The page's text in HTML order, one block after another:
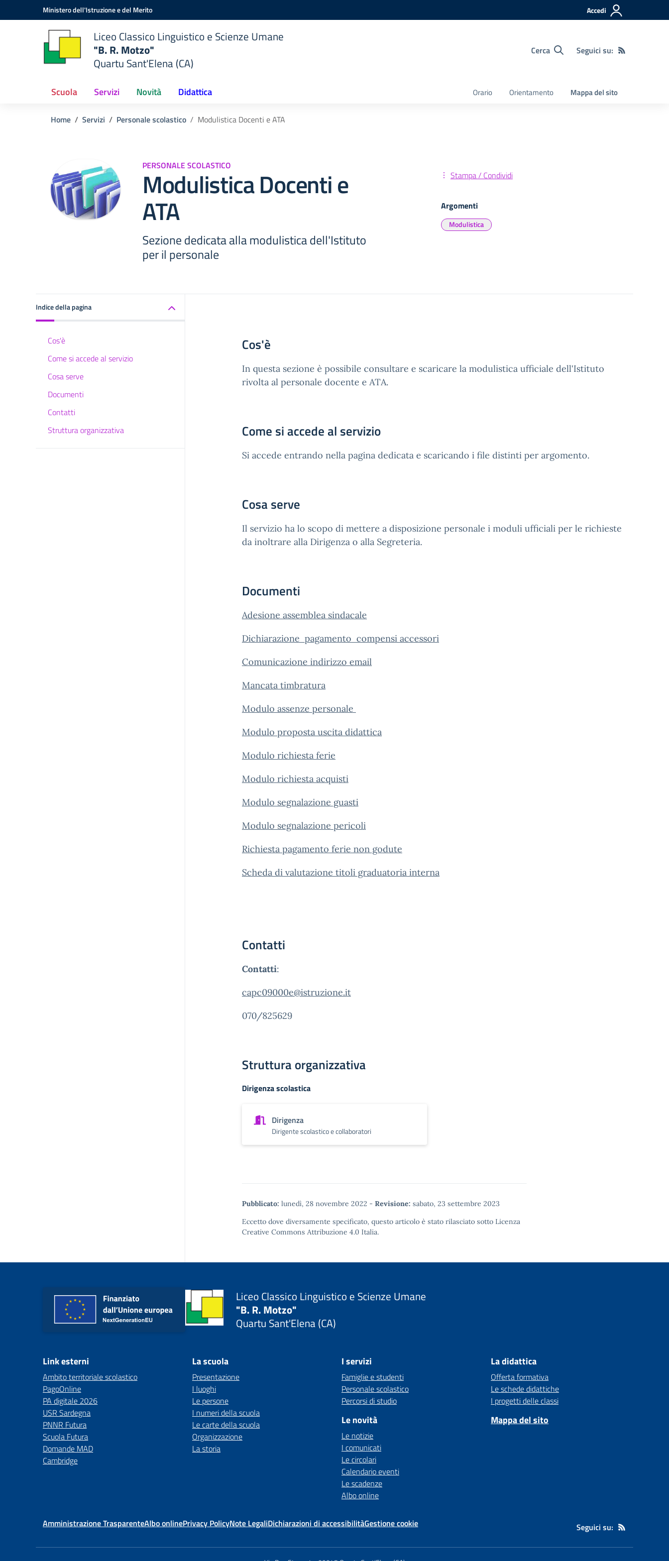
Vai ai contenuti
Vai al menu di navigazioneMinistero dell'Istruzione e del Merito Accedi
Liceo Classico Linguistico e Scienze Umane
"B. R. Motzo"
Quartu Sant'Elena (CA)
Cerca Seguici su:
Scuola Servizi Novità Didattica Orario Orientamento Mappa del sito
Home Servizi Personale scolastico Modulistica Docenti e ATA
PERSONALE SCOLASTICO
Modulistica Docenti e
ATA
Sezione dedicata alla modulistica dell'Istituto
per il personale
Stampa / Condividi
Argomenti
Modulistica
Indice della pagina
Cos'è
Come si accede al servizio
Cosa serve
Documenti
Contatti
Struttura organizzativa
Cos'è
In questa sezione è possibile consultare e scaricare la modulistica ufficiale dell'Istituto
rivolta al personale docente e ATA.
Come si accede al servizio
Si accede entrando nella pagina dedicata e scaricando i file distinti per argomento.
Cosa serve
Il servizio ha lo scopo di mettere a disposizione personale i moduli ufficiali per le richieste
da inoltrare alla Dirigenza o alla Segreteria.
Documenti
Adesione assemblea sindacale
Dichiarazione pagamento compensi accessori
Comunicazione indirizzo email
Mancata timbratura
Modulo assenze personale
Modulo proposta uscita didattica
Modulo richiesta ferie
Modulo richiesta acquisti
Modulo segnalazione guasti
Modulo segnalazione pericoli
Richiesta pagamento ferie non godute
Scheda di valutazione titoli graduatoria interna
Contatti
Contatti:
capc09000e@istruzione.it
070/825629
Struttura organizzativa
Dirigenza scolastica
Dirigenza
Dirigente scolastico e collaboratori
Pubblicato: lunedì, 28 novembre 2022 - Revisione: sabato, 23 settembre 2023
Eccetto dove diversamente specificato, questo articolo è stato rilasciato sotto Licenza
Creative Commons Attribuzione 4.0 Italia.
Liceo Classico Linguistico e Scienze Umane
"B. R. Motzo"
Quartu Sant'Elena (CA)
Link esterni
Ambito territoriale scolastico
PagoOnline
PA digitale 2026
USR Sardegna
PNNR Futura
Scuola Futura
Domande MAD
Cambridge
La scuola
Presentazione
I luoghi
Le persone
I numeri della scuola
Le carte della scuola
Organizzazione
La storia
I servizi
Famiglie e studenti
Personale scolastico
Percorsi di studio
Le novità
Le notizie
I comunicati
Le circolari
Calendario eventi
Le scadenze
Albo online
La didattica
Offerta formativa
Le schede didattiche
I progetti delle classi
Mappa del sito
Amministrazione TrasparenteAlbo onlinePrivacy PolicyNote LegaliDichiarazioni di accessibilitàGestione cookie Seguici su: